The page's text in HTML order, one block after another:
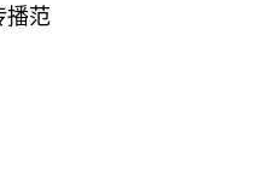
播范